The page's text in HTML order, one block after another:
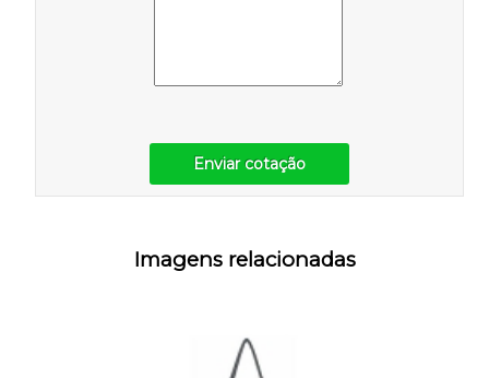
Enviar cotação
Imagens relacionadas